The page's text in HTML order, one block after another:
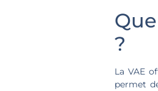
?
La VAE
permet